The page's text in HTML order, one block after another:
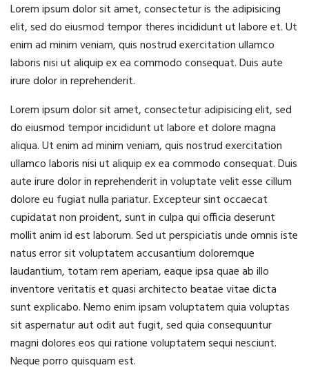
Lorem ipsum dolor sit amet, consectetur is the adipisicing
elit, sed do eiusmod tempor theres incididunt ut labore et. Ut
enim ad minim veniam, quis nostrud exercitation ullamco
laboris nisi ut aliquip ex ea commodo consequat. Duis aute
irure dolor in reprehenderit.
Lorem ipsum dolor sit amet, consectetur adipisicing elit, sed
do eiusmod tempor incididunt ut labore et dolore magna
aliqua. Ut enim ad minim veniam, quis nostrud exercitation
ullamco laboris nisi ut aliquip ex ea commodo consequat. Duis
aute irure dolor in reprehenderit in voluptate velit esse cillum
dolore eu fugiat nulla pariatur. Excepteur sint occaecat
cupidatat non proident, sunt in culpa qui officia deserunt
mollit anim id est laborum. Sed ut perspiciatis unde omnis iste
natus error sit voluptatem accusantium doloremque
laudantium, totam rem aperiam, eaque ipsa quae ab illo
inventore veritatis et quasi architecto beatae vitae dicta
sunt explicabo. Nemo enim ipsam voluptatem quia voluptas
sit aspernatur aut odit aut fugit, sed quia consequuntur
magni dolores eos qui ratione voluptatem sequi nesciunt.
Neque porro quisquam est.